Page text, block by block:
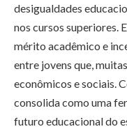
desigualdades
nos cursos superiores.
mérito acadêmico e
entre jovens que,
econômicos e sociais.
consolida como uma
futuro educacional do